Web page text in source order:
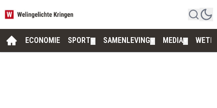
ECONOMIE SPORT SAMENLEVING MEDIA